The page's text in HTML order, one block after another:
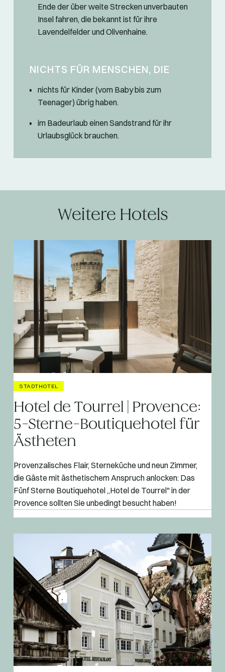
Ende der über weite Strecken unverbauten
Insel fahren, die bekannt ist für ihre
Lavendelfelder und Olivenhaine.
NICHTS FÜR MENSCHEN, DIE
nichts für Kinder (vom Baby bis zum
Teenager) übrig haben.
im Badeurlaub einen Sandstrand für ihr
Urlaubsglück brauchen.
Weitere Hotels
STADTHOTEL
Hotel de Tourrel | Provence:
5-Sterne-Boutiquehotel für
Ästheten
Provenzalisches Flair, Sterneküche und neun Zimmer,
die Gäste mit ästhetischem Anspruch anlocken: Das
Fünf Sterne Boutiquehotel „Hotel de Tourrel" in der
Provence sollten Sie unbedingt besucht haben!